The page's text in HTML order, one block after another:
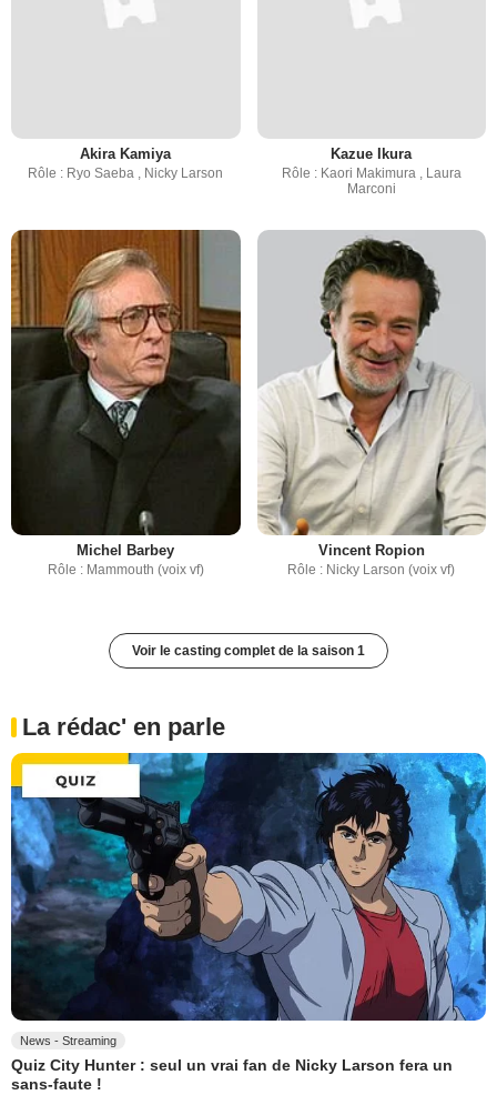
Akira Kamiya
Rôle : Ryo Saeba , Nicky Larson
Kazue Ikura
Rôle : Kaori Makimura , Laura
Marconi
Michel Barbey
Rôle : Mammouth (voix vf)
Vincent Ropion
Rôle : Nicky Larson (voix vf)
Voir le casting complet de la saison 1
La rédac' en parle
News - Streaming
Quiz City Hunter : seul un vrai fan de Nicky Larson fera un
sans-faute !